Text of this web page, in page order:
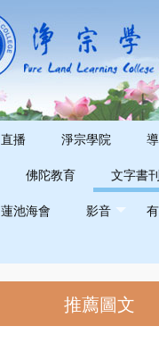
直播 淨宗學院
佛陀教育 文字書刊
蓮池海會 影音
推薦圖文